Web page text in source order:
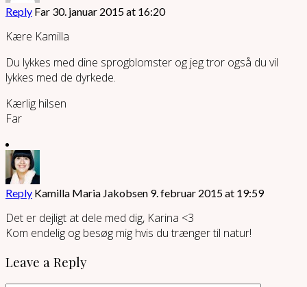
Reply Far 30. januar 2015 at 16:20
Kære Kamilla
Du lykkes med dine sprogblomster og jeg tror også du vil
lykkes med de dyrkede.
Kærlig hilsen
Far
Reply Kamilla Maria Jakobsen 9. februar 2015 at 19:59
Det er dejligt at dele med dig, Karina <3
Kom endelig og besøg mig hvis du trænger til natur!
Leave a Reply